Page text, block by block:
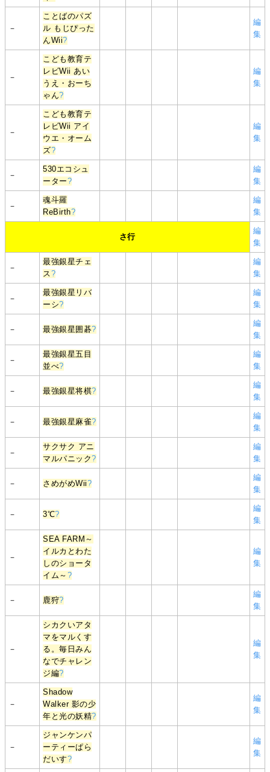
－
ことばのパズ
ル もじぴった
んWii?
編
集
－
こども教育テ
レビWii あい
うえ・おーち
ゃん?
編
集
－
こども教育テ
レビWii アイ
ウエ・オーム
ズ?
編
集
－
530エコシュ
ーター?
編
集
－
魂斗羅
ReBirth?
編
集
さ行
編
集
－
最強銀星チェ
ス ?
編
集
－
最強銀星リバ
ーシ?
編
集
－ 最強銀星囲碁?
編
集
－
最強銀星五目
並べ?
編
集
－ 最強銀星将棋?
編
集
－ 最強銀星麻雀?
編
集
－
サクサク アニ
マルパニック?
編
集
－ さめがめWii?
編
集
－ 3℃?
編
集
－
SEA FARM～
イルカとわた
しのショータ
イム～ ?
編
集
－ 鹿狩?
編
集
－
シカクいアタ
マをマルくす
る。毎日みん
なでチャレン
ジ編?
編
集
－
Shadow
Walker 影の少
年と光の妖精?
編
集
－
ジャンケンパ
ーティーぱら
だいす?
編
集